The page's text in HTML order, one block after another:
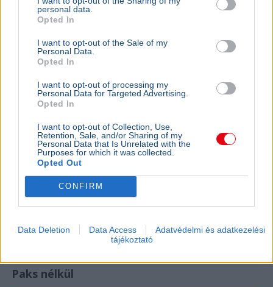
personal data.
Opted In
I want to opt-out of the Sale of my
Personal Data.
Opted In
I want to opt-out of processing my
Personal Data for Targeted Advertising.
Opted In
I want to opt-out of Collection, Use,
Retention, Sale, and/or Sharing of my
Personal Data that Is Unrelated with the
Purposes for which it was collected.
Opted Out
CONFIRM
Data Deletion Data Access
Adatvédelmi és adatkezelési
tájékoztató
BELFÖLD
szegényként bíróságra menni
Az Amnesty International Magyarország szerint
bírósághoz fordulni, ezért a jövedelmi küszöb
emelését javaso...
GAZDASÁG
nőhet a
nő a
2026. augusztus 3.
Paks nélkül